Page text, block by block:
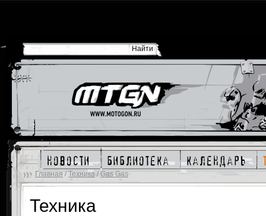
новости библиотека календарь
Главная /Техника /Gas Gas
Техника